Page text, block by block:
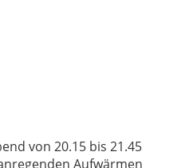
von 20.15 bis 21.45
Aufwärmen